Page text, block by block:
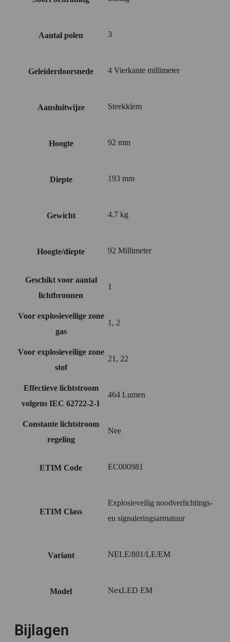
Aantal polen 3
Geleiderdoorsnede 4 Vierkante millimeter
Aansluitwijze Steekklem
Hoogte 92 mm
Diepte 193 mm
Gewicht 4.7 kg
Hoogte/diepte 92 Millimeter
Geschikt voor aantal
lichtbronnen
1
Voor explosieveilige zone
gas
1, 2
Voor explosieveilige zone
stof
21, 22
Effectieve lichtstroom
volgens IEC 62722-2-1
464 Lumen
Constante lichtstroom
regeling
Nee
ETIM Code EC000981
ETIM Class
Explosieveilig noodverlichtings-
en signaleringsarmatuur
Variant NELE/801/LE/EM
Model NexLED EM
Bijlagen